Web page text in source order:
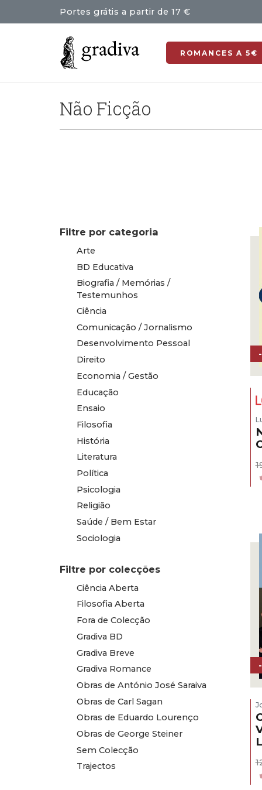
Portes grátis a partir de 17 €
ROMANCES A 5€
Não Ficção
Filtre por categoria
Arte
BD Educativa
Biografia / Memórias /
Testemunhos
Ciência
Comunicação / Jornalismo
Desenvolvimento Pessoal
Direito
Economia / Gestão
Educação
Ensaio
Filosofia
História
Literatura
Política
Psicologia
Religião
Saúde / Bem Estar
Sociologia
Filtre por colecções
Ciência Aberta
Filosofia Aberta
Fora de Colecção
Gradiva BD
Gradiva Breve
Gradiva Romance
Obras de António José Saraiva
Obras de Carl Sagan
Obras de Eduardo Lourenço
Obras de George Steiner
Sem Colecção
Trajectos